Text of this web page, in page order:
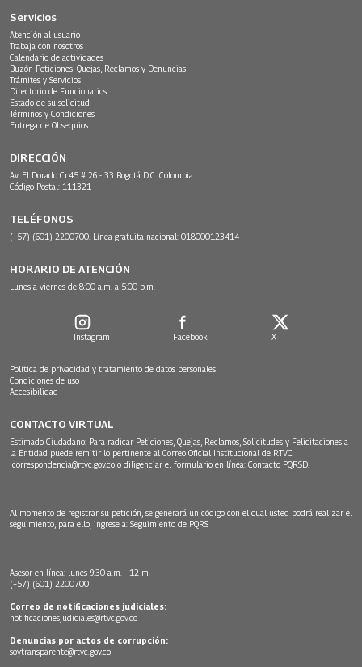
Servicios
Atención al usuario
Trabaja con nosotros
Calendario de actividades
Buzón Peticiones, Quejas, Reclamos y Denuncias
Trámites y Servicios
Directorio de Funcionarios
Estado de su solicitud
Términos y Condiciones
Entrega de Obsequios
DIRECCIÓN
Av. El Dorado Cr.45 # 26 - 33 Bogotá D.C. Colombia.
Código Postal: 111321
TELÉFONOS
(+57) (601) 2200700. Línea gratuita nacional: 018000123414
HORARIO DE ATENCIÓN
Lunes a viernes de 8:00 a.m. a 5:00 p.m.
Instagram Facebook X
Política de privacidad y tratamiento de datos personales
Condiciones de uso
Accesibilidad
CONTACTO VIRTUAL
Estimado Ciudadano: Para radicar Peticiones, Quejas, Reclamos, Solicitudes y Felicitaciones a
la Entidad puede remitir lo pertinente al Correo Oficial Institucional de RTVC
correspondencia@rtvc.gov.co o diligenciar el formulario en línea: Contacto PQRSD.
Al momento de registrar su petición, se generará un código con el cual usted podrá realizar el
seguimiento, para ello, ingrese a: Seguimiento de PQRS
Asesor en línea: lunes 9:30 a.m. - 12 m
(+57) (601) 2200700
Correo de notificaciones judiciales:
notificacionesjudiciales@rtvc.gov.co
Denuncias por actos de corrupción:
soytransparente@rtvc.gov.co